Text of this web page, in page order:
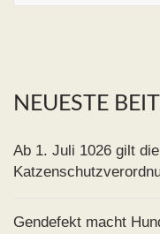
NEUESTE
Ab 1. Juli 1026 gilt
Gendefekt macht